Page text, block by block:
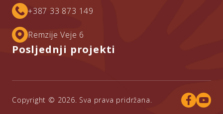
+387 33 873 149
Remzije Veje 6
Posljednji projekti
Copyright © 2026. Sva prava pridržana.